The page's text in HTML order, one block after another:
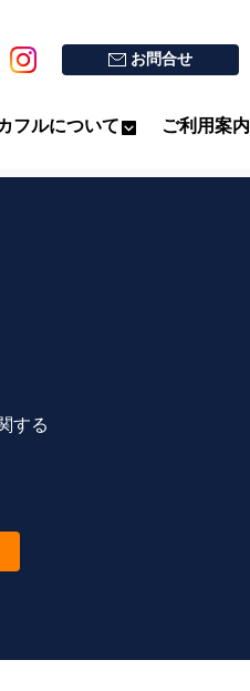
お問合せ
フルについて ご利用案内
する